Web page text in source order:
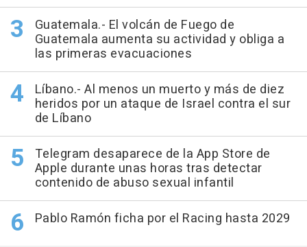
Guatemala.- El volcán de Fuego de
Guatemala aumenta su actividad y obliga a
las primeras evacuaciones
Líbano.- Al menos un muerto y más de diez
heridos por un ataque de Israel contra el sur
de Líbano
Telegram desaparece de la App Store de
Apple durante unas horas tras detectar
contenido de abuso sexual infantil
Pablo Ramón ficha por el Racing hasta 2029